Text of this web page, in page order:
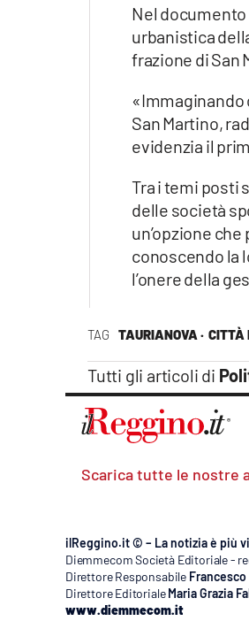
TAG TAURIANOVA · CITTÀ
Tutti gli articoli di
Nel documento
urbanistica
frazione di San
«Immaginando
San Martino,
evidenzia il
Tra i temi posti
delle società
un’opzione
conoscendo la
l’onere della
Scarica tutte le nostre
ilReggino.it © – La notizia è più
Diemmecom Società Editoriale -
Direttore Responsabile
Direttore Editoriale Maria Grazia
www.diemmecom.it